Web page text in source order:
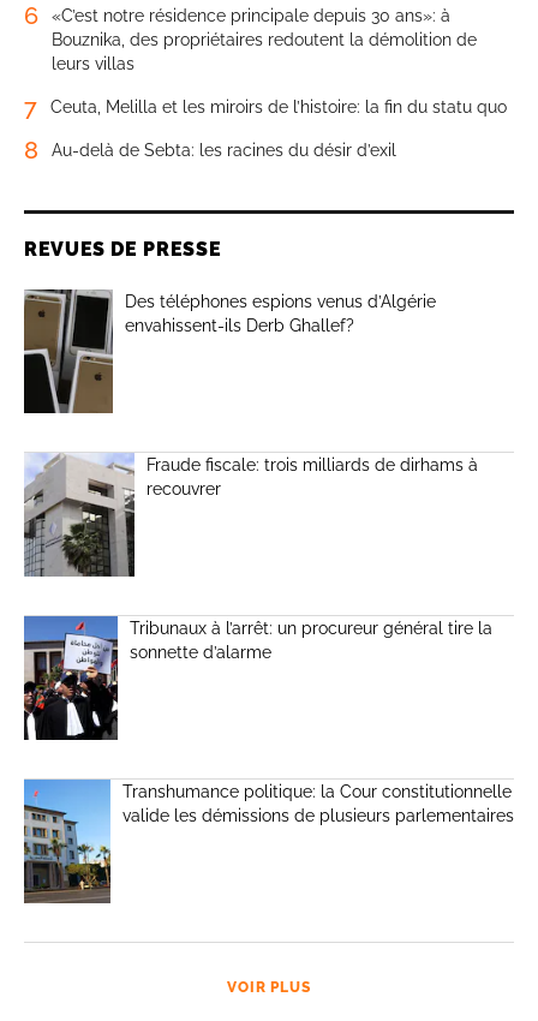
6
«C’est notre résidence principale depuis 30 ans»: à
Bouznika, des propriétaires redoutent la démolition de
leurs villas
7 Ceuta, Melilla et les miroirs de l’histoire: la fin du statu quo
8 Au-delà de Sebta: les racines du désir d’exil
REVUES DE PRESSE
Des téléphones espions venus d’Algérie
envahissent-ils Derb Ghallef?
Fraude fiscale: trois milliards de dirhams à
recouvrer
Tribunaux à l’arrêt: un procureur général tire la
sonnette d’alarme
Transhumance politique: la Cour constitutionnelle
valide les démissions de plusieurs parlementaires
VOIR PLUS